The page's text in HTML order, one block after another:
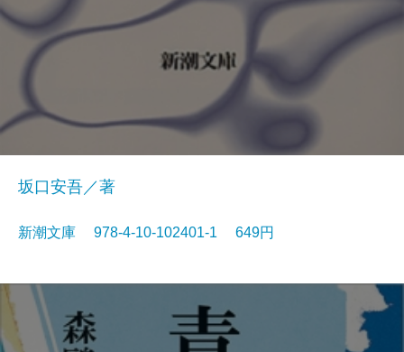
坂口安吾／著
新潮文庫 978-4-10-102401-1 649円